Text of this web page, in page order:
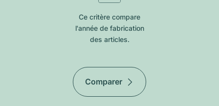
Ce critère compare
l'année de fabrication
des articles.
Comparer